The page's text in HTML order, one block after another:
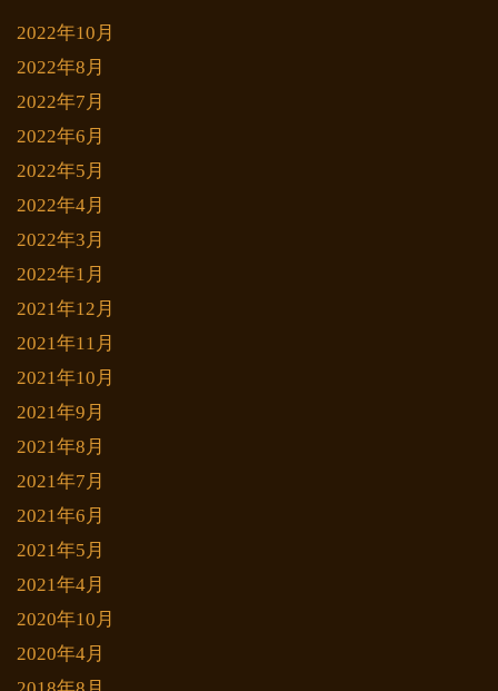
2022年10月
2022年8月
2022年7月
2022年6月
2022年5月
2022年4月
2022年3月
2022年1月
2021年12月
2021年11月
2021年10月
2021年9月
2021年8月
2021年7月
2021年6月
2021年5月
2021年4月
2020年10月
2020年4月